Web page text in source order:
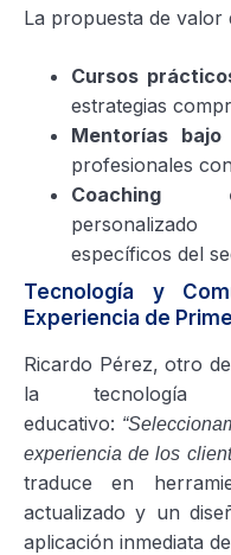
La propuesta de valor
Cursos
estrategias
Mentorías bajo
profesionales
Coaching
específicos del
Tecnología y
Experiencia de
Ricardo Pérez, otro
la tecnología
educativo:
experiencia de los
traduce en
actualizado y un
aplicación inmediata